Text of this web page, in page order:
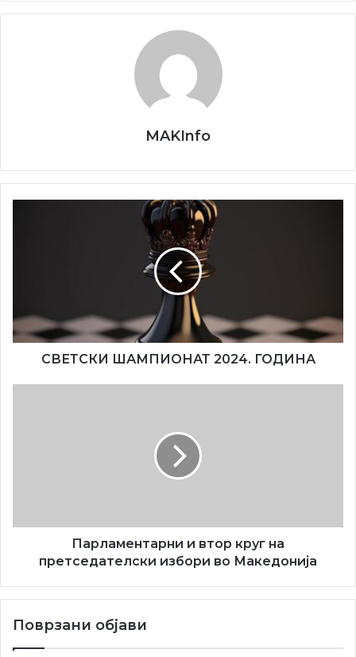
Eмисијата се емитува премиерно секоја недела со
почеток во 18:00 часот на Втората програма на РТВ
Војводина. Уредник на емисијата е Златко Јанкуловски.
MAKInfo
СВЕТСКИ ШАМПИОНАТ 2024. ГОДИНА
Македонија
Парламентарни и втор круг на
претседателски избори во Македонија
Поврзани објави